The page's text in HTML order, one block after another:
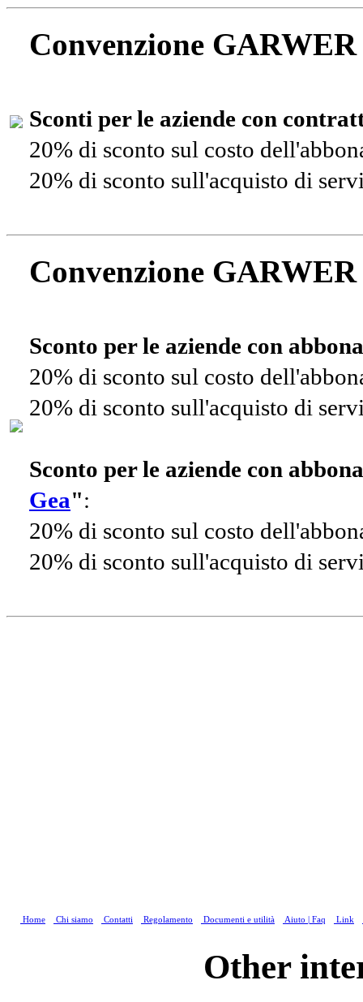
Convenzione
Sconti per le aziende con
20% di sconto sul costo
20% di sconto sull'acquisto di
Convenzione
Sconto per le aziende con
20% di sconto sul costo
20% di sconto sull'acquisto di
Sconto per le aziende con
Gea":
20% di sconto sul costo
20% di sconto sull'acquisto di
Home Chi siamo Contatti Regolamento Documenti e utilità Aiuto | Faq Link
Other